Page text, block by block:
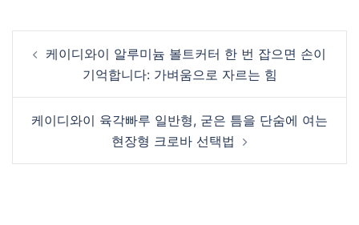
navigation
케이디와이 알루미늄 볼트커터 한 번 잡으면 손이
기억합니다: 가벼움으로 자르는 힘
케이디와이 육각빠루 일반형, 굳은 틈을 단숨에 여는
현장형 크로바 선택법